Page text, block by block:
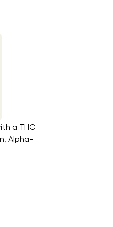
a THC
Alpha-